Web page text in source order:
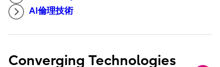
AI倫理技術
Converging Technologies